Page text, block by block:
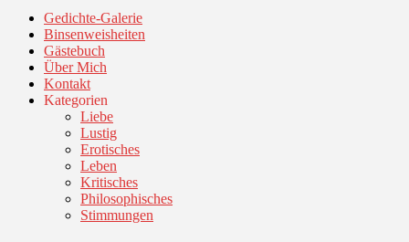
Gedichte-Galerie
Binsenweisheiten
Gästebuch
Über Mich
Kontakt
Kategorien
Liebe
Lustig
Erotisches
Leben
Kritisches
Philosophisches
Stimmungen